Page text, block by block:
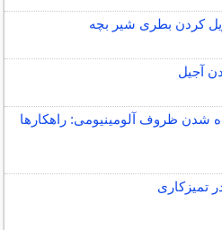
کردن بطری شیر بچه
آجیل
شدن ظروف آلومینیومی: راهکارها
تمیزکاری